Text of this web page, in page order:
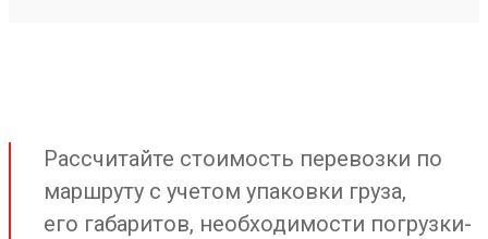
Рассчитайте стоимость перевозки по
маршруту с учетом упаковки груза,
его габаритов, необходимости погрузки-